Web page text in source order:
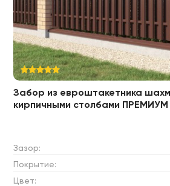
Забор из евроштакетника
кирпичными столбами ПРЕМИУМ
Зазор:
Покрытие:
Цвет: